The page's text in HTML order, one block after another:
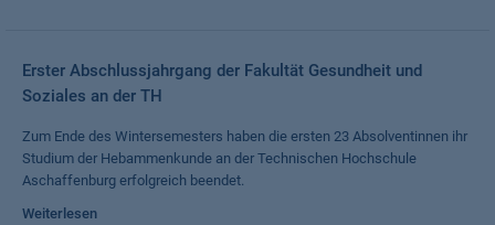
Erster Abschlussjahrgang der Fakultät Gesundheit und
Soziales an der TH
Zum Ende des Wintersemesters haben die ersten 23 Absolventinnen ihr
Studium der Hebammenkunde an der Technischen Hochschule
Aschaffenburg erfolgreich beendet.
Weiterlesen